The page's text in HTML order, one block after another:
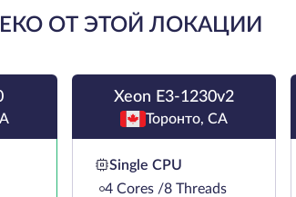
ОТ ЭТОЙ ЛОКАЦИИ
Xeon E3-1230v2
Торонто, CA
Single CPU
4 Cores /8 Threads